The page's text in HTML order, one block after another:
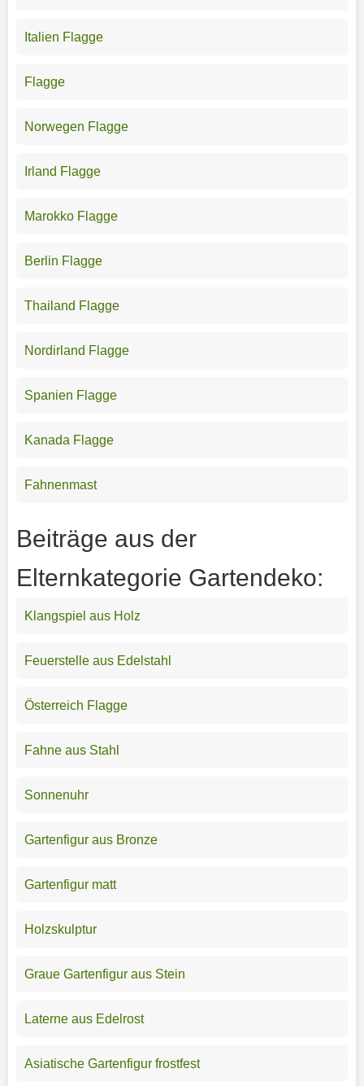
Italien Flagge
Flagge
Norwegen Flagge
Irland Flagge
Marokko Flagge
Berlin Flagge
Thailand Flagge
Nordirland Flagge
Spanien Flagge
Kanada Flagge
Fahnenmast
Beiträge aus der
Elternkategorie Gartendeko:
Klangspiel aus Holz
Feuerstelle aus Edelstahl
Österreich Flagge
Fahne aus Stahl
Sonnenuhr
Gartenfigur aus Bronze
Gartenfigur matt
Holzskulptur
Graue Gartenfigur aus Stein
Laterne aus Edelrost
Asiatische Gartenfigur frostfest